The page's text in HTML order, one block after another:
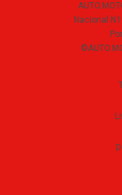
Nacional